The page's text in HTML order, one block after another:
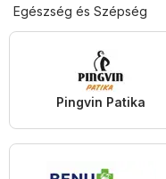
Egészség és Szépség
Pingvin Patika